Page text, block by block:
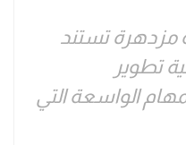
مزدهرة تستند
تطوير
الواسعة التي